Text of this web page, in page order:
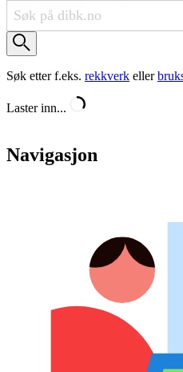
Søk etter f.eks. rekkverk eller
Laster inn...
Navigasjon